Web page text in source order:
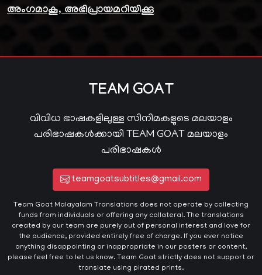
അംഗമാകൂ, അഭിപ്രായമറിയിക്കൂ
TEAM GOAT
വിവിധ ഭാഷകളിലുള്ള സിനിമകളുടെ മലയാളം
പരിഭാഷകൾക്കായി TEAM GOAT മലയാളം
പരിഭാഷകൾ
teamgoatsubtitles@gmail.com
Team Goat Malayalam Translations does not operate by collecting
funds from individuals or offering any collateral. The translations
created by our team are purely out of personal interest and love for
the audience, provided entirely free of charge. If you ever notice
anything disappointing or inappropriate in our posters or content,
please feel free to let us know. Team Goat strictly does not support or
translate using pirated prints.